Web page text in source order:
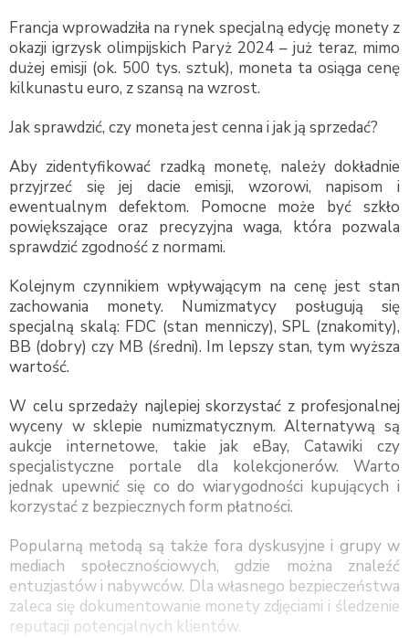
Francja wprowadziła na rynek specjalną edycję monety z
okazji igrzysk olimpijskich Paryż 2024 – już teraz, mimo
dużej emisji (ok. 500 tys. sztuk), moneta ta osiąga cenę
kilkunastu euro, z szansą na wzrost.
Jak sprawdzić, czy moneta jest cenna i jak ją sprzedać?
Aby zidentyfikować rzadką monetę, należy dokładnie
przyjrzeć się jej dacie emisji, wzorowi, napisom i
ewentualnym defektom. Pomocne może być szkło
powiększające oraz precyzyjna waga, która pozwala
sprawdzić zgodność z normami.
Kolejnym czynnikiem wpływającym na cenę jest stan
zachowania monety. Numizmatycy posługują się
specjalną skalą: FDC (stan menniczy), SPL (znakomity),
BB (dobry) czy MB (średni). Im lepszy stan, tym wyższa
wartość.
W celu sprzedaży najlepiej skorzystać z profesjonalnej
wyceny w sklepie numizmatycznym. Alternatywą są
aukcje internetowe, takie jak eBay, Catawiki czy
specjalistyczne portale dla kolekcjonerów. Warto
jednak upewnić się co do wiarygodności kupujących i
korzystać z bezpiecznych form płatności.
Popularną metodą są także fora dyskusyjne i grupy w
mediach społecznościowych, gdzie można znaleźć
entuzjastów i nabywców. Dla własnego bezpieczeństwa
zaleca się dokumentowanie monety zdjęciami i śledzenie
reputacji potencjalnych klientów.